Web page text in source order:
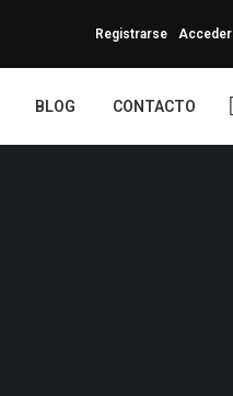
Registrarse Acceder
BLOG CONTACTO